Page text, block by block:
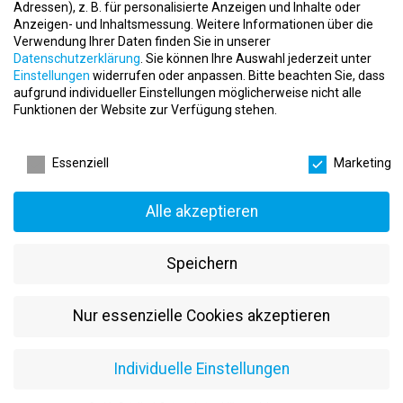
Berufsalltag wirklich aus
Einstellungstest im Fitnessstudio
Erste Hilfe im Fitnessstudio: So handelst du im Notfall
schnell und richtig
Fit im Schichtdienst: Wie du trotz wechselnder Zeiten
Fitnessbranche 2026: Diese Weiterbildungen schaffen
echte Karrierechancen
Fitnessökonomie, Sportmanagement oder
Trainingsfläche
Adressen), z. B. für personalisierte Anzeigen und Inhalte oder
Anzeigen- und Inhaltsmessung. Weitere Informationen über die
Verwendung Ihrer Daten finden Sie in unserer
Datenschutzerklärung Sie können Ihre Auswahl jederzeit unter
Einstellungen widerrufen oder anpassen. Bitte beachten Sie, dass
aufgrund individueller Einstellungen möglicherweise nicht alle
Funktionen der Website zur Verfügung stehen.
Essenziell
Marketing
Alle akzeptieren
Speichern
Nur essenzielle Cookies akzeptieren
Individuelle Einstellungen